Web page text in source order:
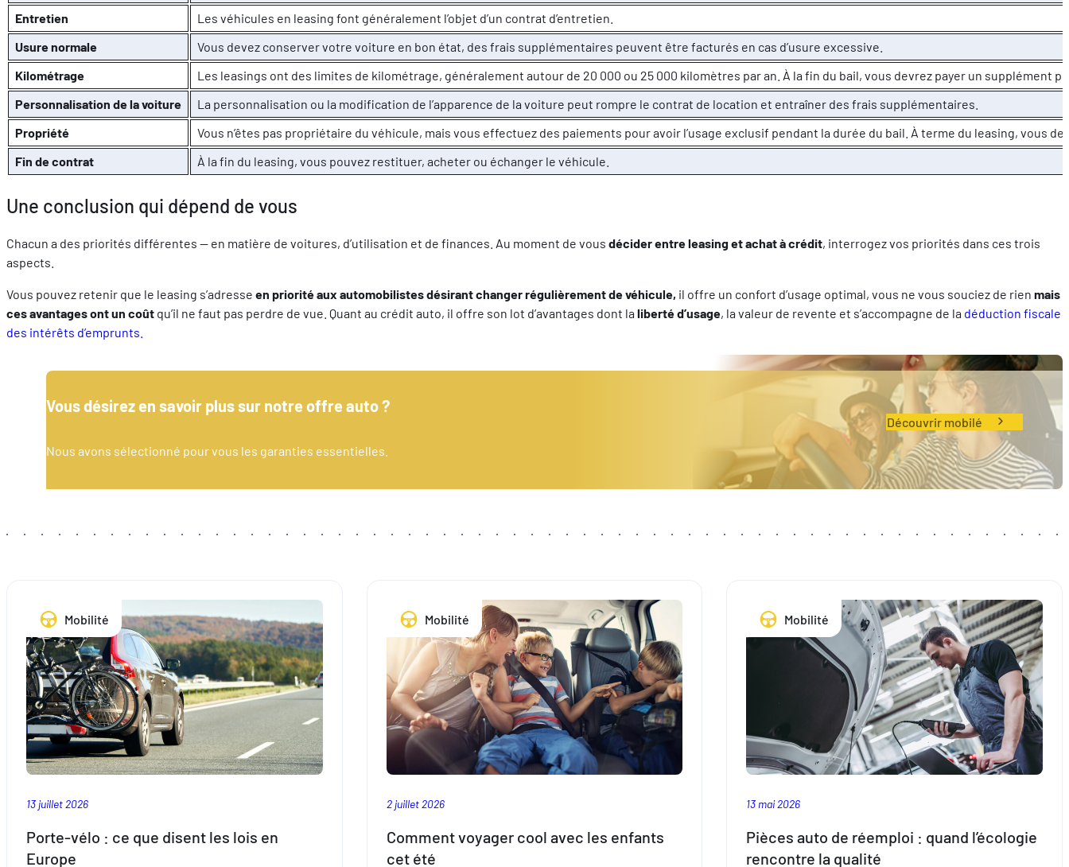
Entretien
Les véhicules en leasing font généralement l’objet d’un contrat d’entretien.
Usure normale
Vous devez conserver votre voiture en bon état, des frais supplémentaires peuvent être facturés en cas d’usure excessive.
Kilométrage
Les leasings ont des limites de kilométrage, généralement autour de 20 000 ou 25 000 kilomètres par an. À la fin du bail, vous devrez payer un supplément
Personnalisation de la voiture
La personnalisation ou la modification de l’apparence de la voiture peut rompre le contrat de location et entraîner des frais supplémentaires.
Propriété
Vous n’êtes pas propriétaire du véhicule, mais vous effectuez des paiements pour avoir l’usage exclusif pendant la durée du bail. À terme du leasing, vous
Fin de contrat
À la fin du leasing, vous pouvez restituer, acheter ou échanger le véhicule.
Une conclusion qui dépend de vous
Chacun a des priorités différentes — en matière de voitures, d’utilisation et de finances. Au moment de vous décider entre leasing et achat à crédit, interrogez vos priorités dans ces trois
aspects.
Vous pouvez retenir que le leasing s’adresse en priorité aux automobilistes désirant changer régulièrement de véhicule, il offre un confort d’usage optimal, vous ne vous souciez de rien mais
ces avantages ont un coût qu’il ne faut pas perdre de vue. Quant au crédit auto, il offre son lot d’avantages dont la liberté d’usage, la valeur de revente et s’accompagne de la déduction fiscale
des intérêts d’emprunts.
Vous désirez en savoir plus sur notre offre auto ?
Nous avons sélectionné pour vous les garanties essentielles.
Découvrir mobilé
Mobilité
13 juillet 2026
Porte-vélo : ce que disent les lois en
Europe
Mobilité
2 juillet 2026
Comment voyager cool avec les enfants
cet été
Mobilité
13 mai 2026
Pièces auto de réemploi : quand l’écologie
rencontre la qualité